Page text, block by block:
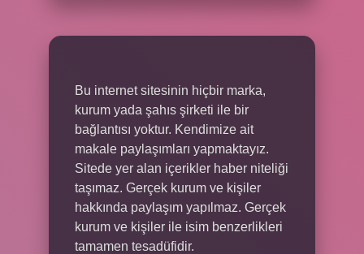
Bu internet sitesinin hiçbir marka,
kurum yada şahıs şirketi ile bir
bağlantısı yoktur. Kendimize ait
makale paylaşımları yapmaktayız.
Sitede yer alan içerikler haber niteliği
taşımaz. Gerçek kurum ve kişiler
hakkında paylaşım yapılmaz. Gerçek
kurum ve kişiler ile isim benzerlikleri
tamamen tesadüfidir.